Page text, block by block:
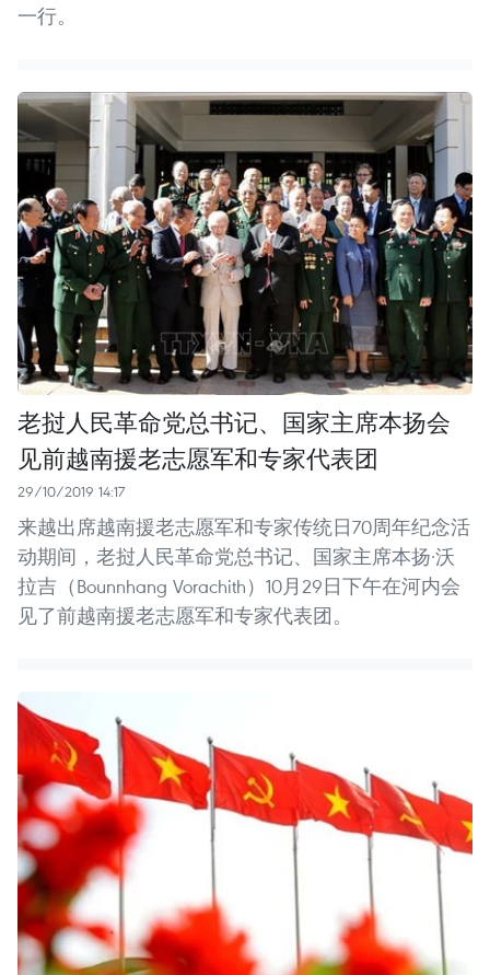
一行。
老挝人民革命党总书记、国家主席本扬会
见前越南援老志愿军和专家代表团
29/10/2019 14:17
来越出席越南援老志愿军和专家传统日70周年纪念活
动期间，老挝人民革命党总书记、国家主席本扬·沃
拉吉（Bounnhang Vorachith）10月29日下午在河内会
见了前越南援老志愿军和专家代表团。